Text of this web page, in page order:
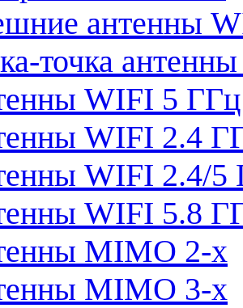
антенны
точка
WIFI 5 ГГц
WIFI 2.4
WIFI 2.4/5
WIFI 5.8
MIMO 2-x
MIMO 3-x